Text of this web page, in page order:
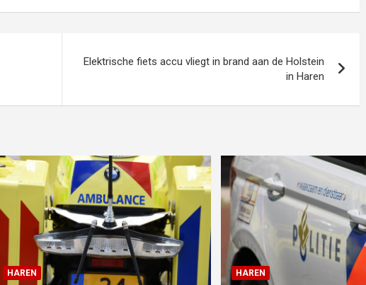
Elektrische fiets accu vliegt in brand aan de Holstein
in Haren
HAREN HAREN